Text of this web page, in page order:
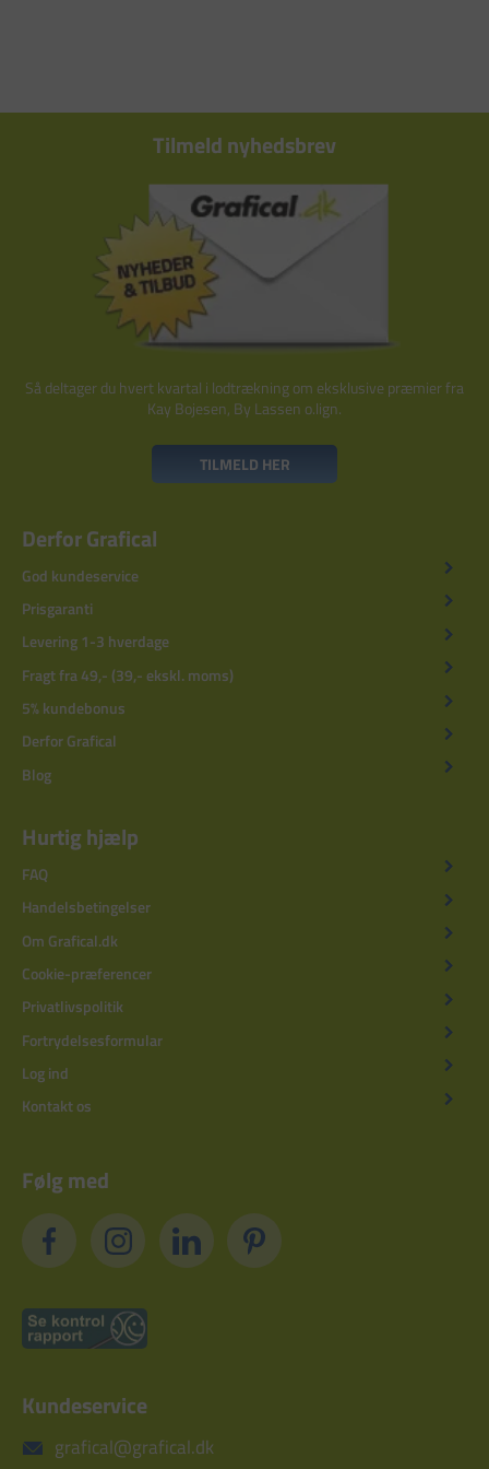
Tilmeld nyhedsbrev
Så deltager du hvert kvartal i lodtrækning om eksklusive præmier fra
Kay Bojesen, By Lassen o.lign.
TILMELD HER
Derfor Grafical
God kundeservice
Prisgaranti
Levering 1-3 hverdage
Fragt fra 49,- (39,- ekskl. moms)
5% kundebonus
Derfor Grafical
Blog
Hurtig hjælp
FAQ
Handelsbetingelser
Om Grafical.dk
Cookie-præferencer
Privatlivspolitik
Fortrydelsesformular
Log ind
Kontakt os
Følg med
Kundeservice
grafical@grafical.dk